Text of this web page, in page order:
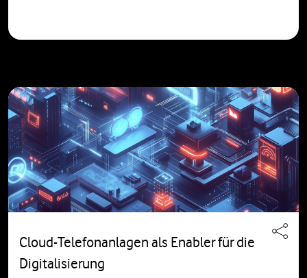
Cloud-Telefonanlagen als Enabler für die
Digitalisierung